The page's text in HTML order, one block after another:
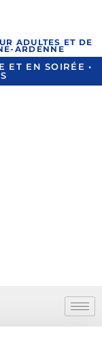
ADULTES ET DE
ARDENNE
ET EN SOIRÉE •